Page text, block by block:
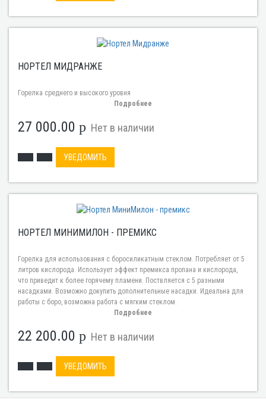
НОРТЕЛ МИДРАНЖЕ
Горелка среднего и высокого уровня
Подробнее
27 000.00 p Нет в наличии
УВЕДОМИТЬ
НОРТЕЛ МИНИМИЛОН - ПРЕМИКС
Горелка для использования с боросиликатным стеклом. Потребляет от 5
литров кислорода. Использует эффект премикса пропана и кислорода,
что приведит к более горячему пламени. Поствляется с 5 разными
насадками. Возможно докупить дополнительные насадки. Идеальна для
работы с боро, возможна работа с мягким стеклом.
Подробнее
22 200.00 p Нет в наличии
УВЕДОМИТЬ